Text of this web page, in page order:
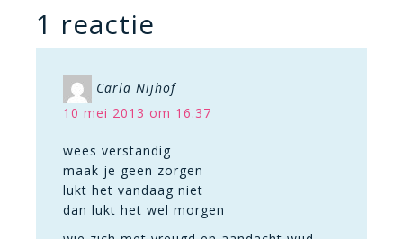
1 reactie
Carla Nijhof
10 mei 2013 om 16.37
wees verstandig
maak je geen zorgen
lukt het vandaag niet
dan lukt het wel morgen